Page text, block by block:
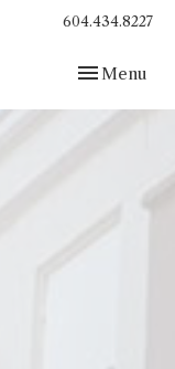
604.434.8227
Toggle
Menu